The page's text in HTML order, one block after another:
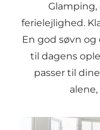
ferielejlighed.
En god søvn
til dagens
passer til
Overnatning